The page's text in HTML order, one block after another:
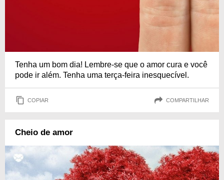
Tenha um bom dia! Lembre-se que o amor cura e você
pode ir além. Tenha uma terça-feira inesquecível.
COPIAR COMPARTILHAR
Cheio de amor